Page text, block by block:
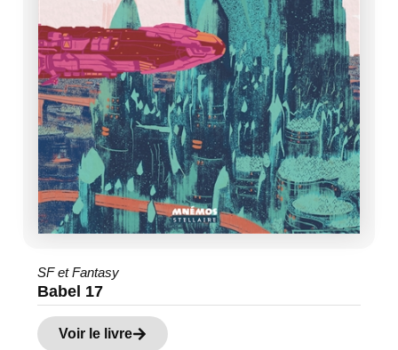
SF et Fantasy
Babel 17
Voir le livre